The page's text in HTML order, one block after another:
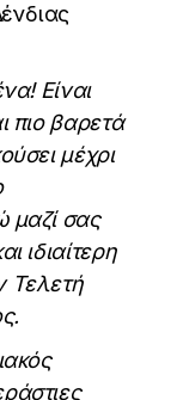
Είναι
πιο βαρετά
μέχρι
μαζί σας
ιδιαίτερη
Τελετή